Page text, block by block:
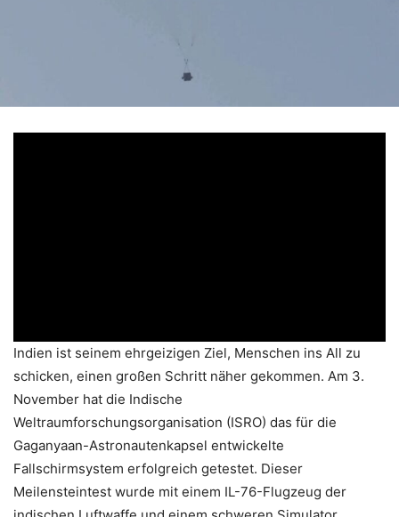
Indien ist seinem ehrgeizigen Ziel, Menschen ins All zu
schicken, einen großen Schritt näher gekommen. Am 3.
November hat die Indische
Weltraumforschungsorganisation (ISRO) das für die
Gaganyaan-Astronautenkapsel entwickelte
Fallschirmsystem erfolgreich getestet. Dieser
Meilensteintest wurde mit einem IL-76-Flugzeug der